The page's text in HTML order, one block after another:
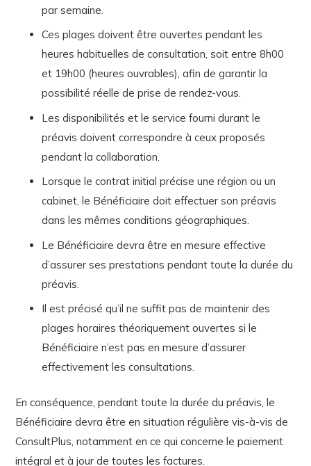
par semaine.
Ces plages doivent être ouvertes pendant les
heures habituelles de consultation, soit entre 8h00
et 19h00 (heures ouvrables), afin de garantir la
possibilité réelle de prise de rendez-vous.
Les disponibilités et le service fourni durant le
préavis doivent correspondre à ceux proposés
pendant la collaboration.
Lorsque le contrat initial précise une région ou un
cabinet, le Bénéficiaire doit effectuer son préavis
dans les mêmes conditions géographiques.
Le Bénéficiaire devra être en mesure effective
d’assurer ses prestations pendant toute la durée du
préavis.
Il est précisé qu’il ne suffit pas de maintenir des
plages horaires théoriquement ouvertes si le
Bénéficiaire n’est pas en mesure d’assurer
effectivement les consultations.
En conséquence, pendant toute la durée du préavis, le
Bénéficiaire devra être en situation régulière vis-à-vis de
ConsultPlus, notamment en ce qui concerne le paiement
intégral et à jour de toutes les factures.